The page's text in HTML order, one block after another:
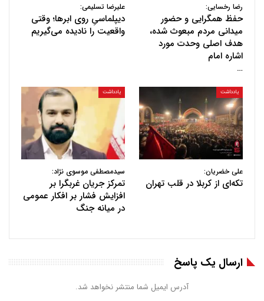
رضا رخسایی:
حفظ همگرایی و حضور
میدانی مردم مبعوث شده،
هدف اصلی وحدت مورد
اشاره امام
…
علیرضا تسلیمی:
دیپلماسیِ روی ابرها؛ وقتی
واقعیت را نادیده می‌گیریم
یادداشت
علی خضریان:
تکه‌ای از کربلا در قلب تهران
یادداشت
سیدمصطفی موسوی نژاد:
تمرکز جریان غربگرا بر
افزایش فشار بر افکار عمومی
در میانه جنگ
ارسال یک پاسخ
آدرس ایمیل شما منتشر نخواهد شد.